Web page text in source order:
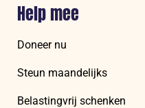
Help mee
Doneer nu
Steun maandelijks
Belastingvrij schenken